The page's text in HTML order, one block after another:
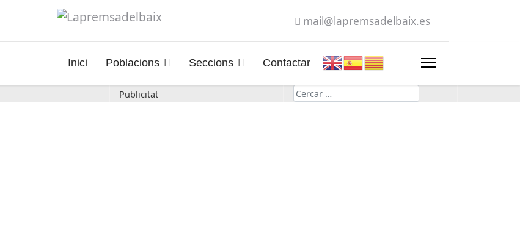
mail@lapremsadelbaix.es
Inici Poblacions Seccions Contactar
Publicitat Cerca